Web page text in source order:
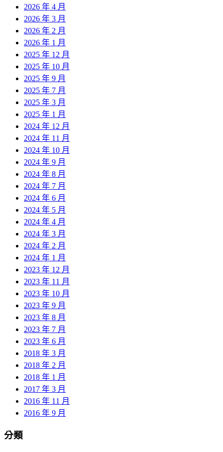
2026 年 4 月
2026 年 3 月
2026 年 2 月
2026 年 1 月
2025 年 12 月
2025 年 10 月
2025 年 9 月
2025 年 7 月
2025 年 3 月
2025 年 1 月
2024 年 12 月
2024 年 11 月
2024 年 10 月
2024 年 9 月
2024 年 8 月
2024 年 7 月
2024 年 6 月
2024 年 5 月
2024 年 4 月
2024 年 3 月
2024 年 2 月
2024 年 1 月
2023 年 12 月
2023 年 11 月
2023 年 10 月
2023 年 9 月
2023 年 8 月
2023 年 7 月
2023 年 6 月
2018 年 3 月
2018 年 2 月
2018 年 1 月
2017 年 3 月
2016 年 11 月
2016 年 9 月
分類